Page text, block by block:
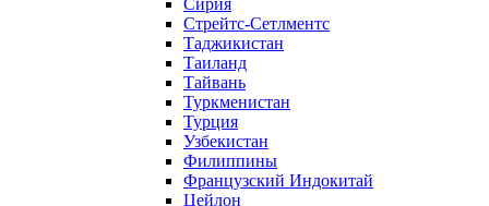
Сирия
Стрейтс-Сетлментс
Таджикистан
Таиланд
Тайвань
Туркменистан
Турция
Узбекистан
Филиппины
Французский Индокитай
Цейлон